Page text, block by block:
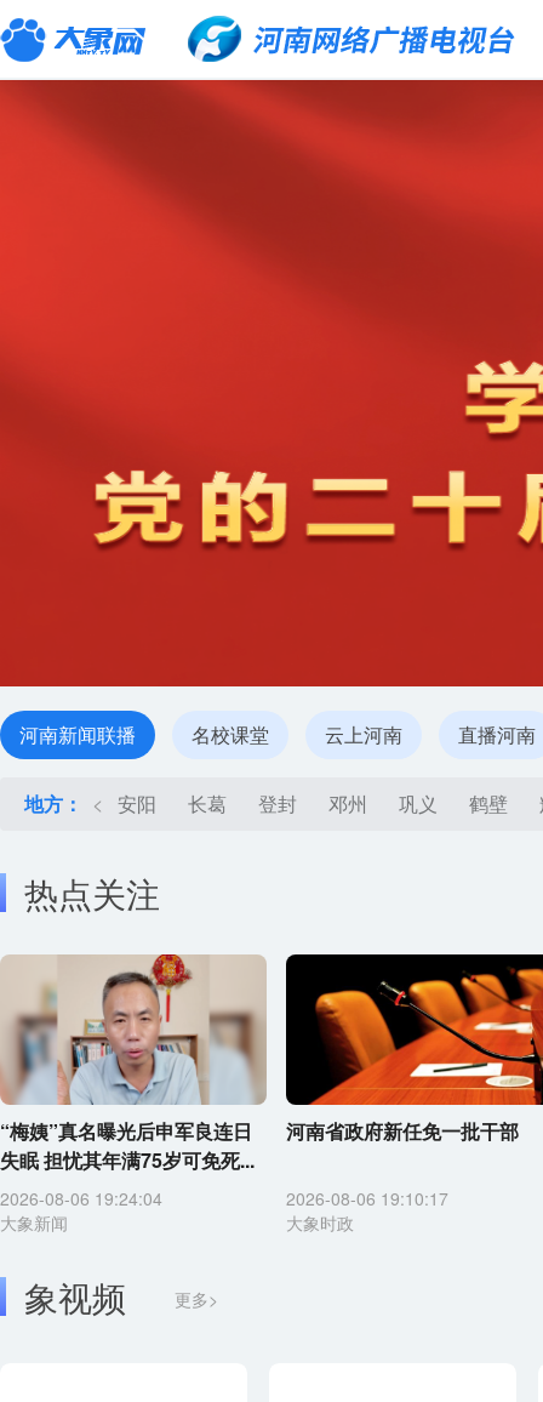
河南新闻联播 名校课堂 云上河南 直播河南
地方： < 安阳 长葛 登封 邓州 巩义 鹤壁
热点关注
“梅姨”真名曝光后申军良连日
失眠 担忧其年满75岁可免死...
2026-08-06 19:24:04
大象新闻
河南省政府新任免一批干部
2026-08-06 19:10:17
大象时政
象视频 更多>